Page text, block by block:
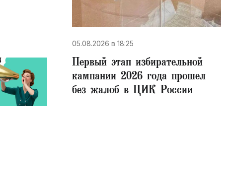
05.08.2026 в 18:25
Первый этап избирательной
кампании 2026 года прошел
без жалоб в ЦИК России